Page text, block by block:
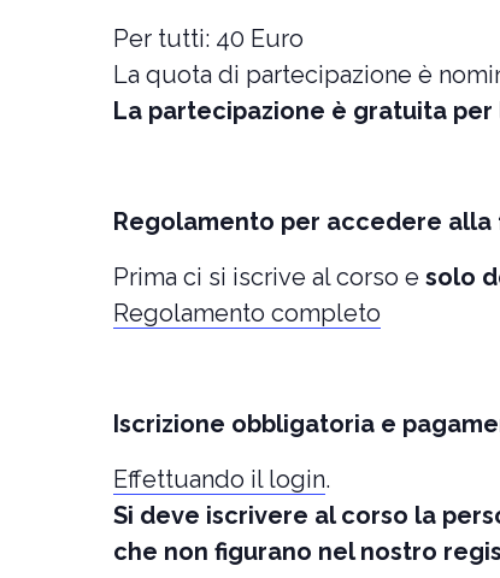
Per tutti: 40 Euro
La quota di partecipazione è
La partecipazione è gratuita
Regolamento per accedere alla
Prima ci si iscrive al corso e solo
Regolamento completo
Iscrizione obbligatoria e
Effettuando il login.
Si deve iscrivere al corso la
che non figurano nel nostro